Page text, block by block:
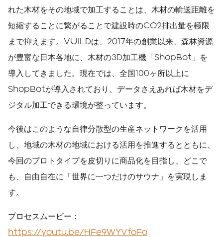
れた木材をその地域で加工することは、木材の輸送距離を
短縮することに繋がることで建設時のCO2排出量を極限
まで抑えます。VUILDは、2017年の創業以来、森林資源
が豊富な日本各地に、木材の3D加工機「ShopBot」を
導入してきました。現在では、全国100ヶ所以上に
ShopBotが導入されており、データさえあれば木材をデ
ジタル加工できる環境が整っています。
今後はこのような自律分散型の生産ネットワークを活用
し、地域の木材の地域における活用を推進するとともに、
今回のプロトタイプを皮切りに商品化を目指し、どこで
も、自由自在に「世界に一つだけのサウナ」を実現しま
す。
プロセスムービー：
https://youtu.be/HFe9WYVfoFo